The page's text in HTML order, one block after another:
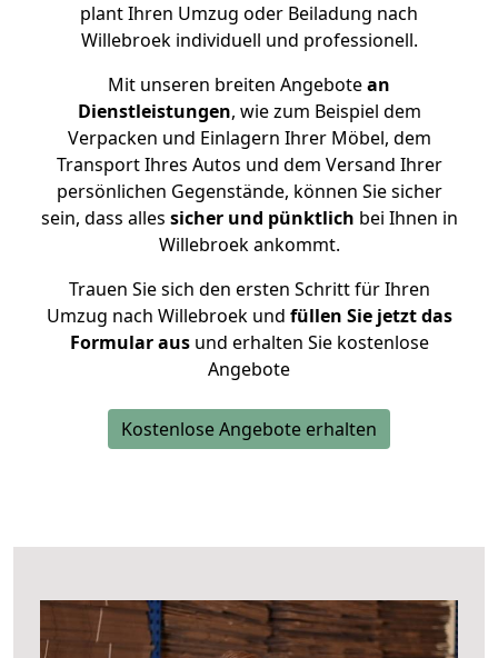
plant Ihren Umzug oder Beiladung nach
Willebroek individuell und professionell.
Mit unseren breiten Angebotean
Dienstleistungen, wie zum Beispiel dem
Verpacken und Einlagern Ihrer Möbel, dem
Transport Ihres Autos und dem Versand Ihrer
persönlichen Gegenstände, können Sie sicher
sein, dass alles sicher und pünktlich bei Ihnen in
Willebroek ankommt.
Trauen Sie sich den ersten Schritt für Ihren
Umzug nach Willebroek und füllen Sie jetzt das
Formular ausund erhalten Sie kostenlose
Angebote
Kostenlose Angebote erhalten